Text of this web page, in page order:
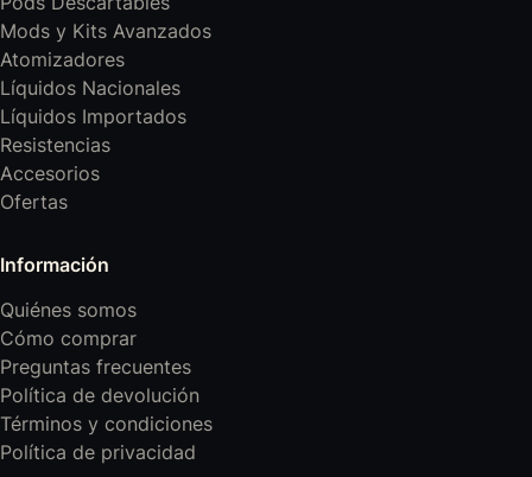
Mods y Kits Avanzados
Atomizadores
Líquidos Nacionales
Líquidos Importados
Resistencias
Accesorios
Ofertas
Información
Quiénes somos
Cómo comprar
Preguntas frecuentes
Política de devolución
Términos y condiciones
Política de privacidad